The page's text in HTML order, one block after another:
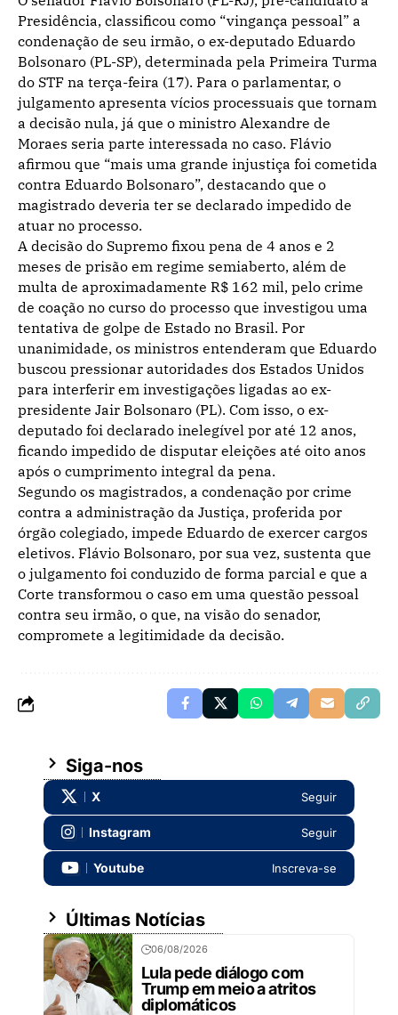
Presidência, classificou como “vingança pessoal” a
condenação de seu irmão, o ex-deputado Eduardo
Bolsonaro (PL-SP), determinada pela Primeira Turma
do STF na terça-feira (17). Para o parlamentar, o
julgamento apresenta vícios processuais que tornam
a decisão nula, já que o ministro Alexandre de
Moraes seria parte interessada no caso. Flávio
afirmou que “mais uma grande injustiça foi cometida
contra Eduardo Bolsonaro”, destacando que o
magistrado deveria ter se declarado impedido de
atuar no processo.
A decisão do Supremo fixou pena de 4 anos e 2
meses de prisão em regime semiaberto, além de
multa de aproximadamente R$ 162 mil, pelo crime
de coação no curso do processo que investigou uma
tentativa de golpe de Estado no Brasil. Por
unanimidade, os ministros entenderam que Eduardo
buscou pressionar autoridades dos Estados Unidos
para interferir em investigações ligadas ao ex-
presidente Jair Bolsonaro (PL). Com isso, o ex-
deputado foi declarado inelegível por até 12 anos,
ficando impedido de disputar eleições até oito anos
após o cumprimento integral da pena.
Segundo os magistrados, a condenação por crime
contra a administração da Justiça, proferida por
órgão colegiado, impede Eduardo de exercer cargos
eletivos. Flávio Bolsonaro, por sua vez, sustenta que
o julgamento foi conduzido de forma parcial e que a
Corte transformou o caso em uma questão pessoal
contra seu irmão, o que, na visão do senador,
compromete a legitimidade da decisão.
Siga-nos
X Seguir
Instagram Seguir
Youtube Inscreva-se
Últimas Notícias
06/08/2026
Lula pede diálogo com
Trump em meio a atritos
diplomáticos